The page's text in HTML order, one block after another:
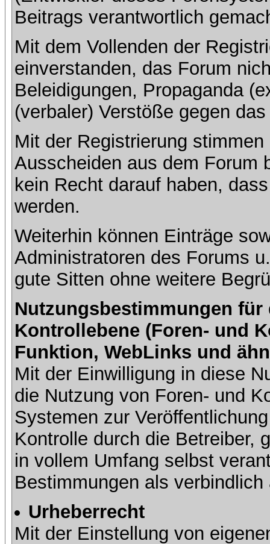
Beitrags verantwortlich
Mit dem Vollenden der
einverstanden, das Forum
Beleidigungen, Propaganda
(verbaler) Verstöße gegen
Mit der Registrierung
Ausscheiden aus dem Forum
kein Recht darauf haben,
werden.
Weiterhin können Einträge
Administratoren des Forums
gute Sitten ohne weitere
Nutzungsbestimmungen
Kontrollebene (Foren- und
Funktion, WebLinks und
Mit der Einwilligung in diese
die Nutzung von Foren- und
Systemen zur
Kontrolle durch die Betreiber,
in vollem Umfang selbst
Bestimmungen als verbindlich
Urheberrecht
Mit der Einstellung von